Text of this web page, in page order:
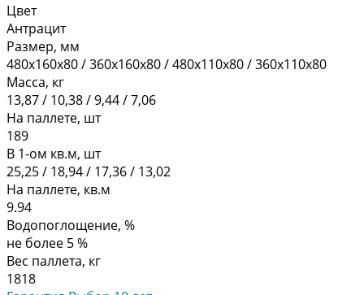
Цвет
Антрацит
Размер, мм
480х160х80 / 360х160х80 / 480х110х80 / 360х110х80
Масса, кг
13,87 / 10,38 / 9,44 / 7,06
На паллете, шт
189
В 1-ом кв.м, шт
25,25 / 18,94 / 17,36 / 13,02
На паллете, кв.м
9.94
Водопоглощение, %
не более 5 %
Вес паллета, кг
1818